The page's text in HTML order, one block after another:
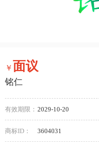
￥面议
铭仁
有效期限： 2029-10-20
商标ID： 3604031